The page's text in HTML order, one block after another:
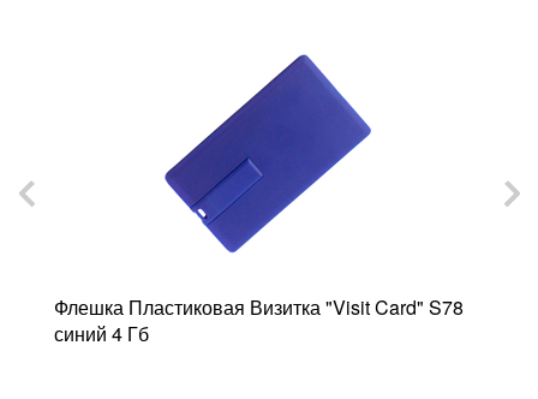
Флешка Пластиковая Визитка "Visit Card" S78
синий 4 Гб